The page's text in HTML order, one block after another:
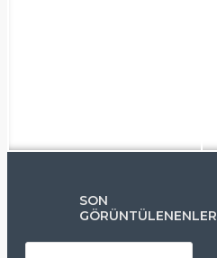
SON
GÖRÜNTÜLENENLER